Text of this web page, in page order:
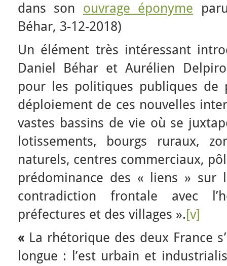
dans son ouvrage éponyme
Béhar, 3-12-2018)
Un élément très intéressant
Daniel Béhar et Aurélien
pour les politiques publiques de
déploiement de ces nouvelles
vastes bassins de vie où se
lotissements, bourgs ruraux,
naturels, centres commerciaux,
prédominance des « liens »
contradiction frontale avec
préfectures et des villages ».[v]
« La rhétorique des deux France
longue : l’est urbain et